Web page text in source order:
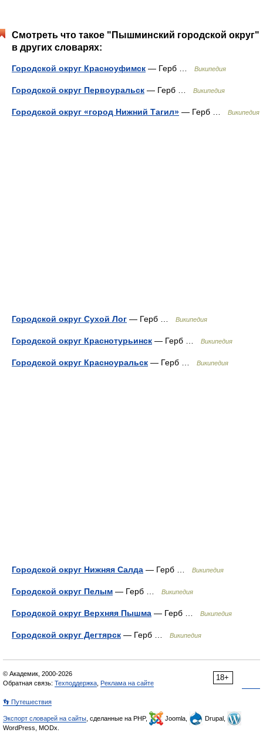
Смотреть что такое "Пышминский городской округ"
в других словарях:
Городской округ Красноуфимск — Герб … Википедия
Городской округ Первоуральск — Герб … Википедия
Городской округ «город Нижний Тагил» — Герб … Википедия
Городской округ Сухой Лог — Герб … Википедия
Городской округ Краснотурьинск — Герб … Википедия
Городской округ Красноуральск — Герб … Википедия
Городской округ Нижняя Салда — Герб … Википедия
Городской округ Пелым — Герб … Википедия
Городской округ Верхняя Пышма — Герб … Википедия
Городской округ Дегтярск — Герб … Википедия
18+
© Академик, 2000-2026
Обратная связь: Техподдержка Реклама на сайте
👣 Путешествия
Экспорт словарей на сайты , сделанные на PHP, Joomla,
Drupal,
WordPress, MODx.